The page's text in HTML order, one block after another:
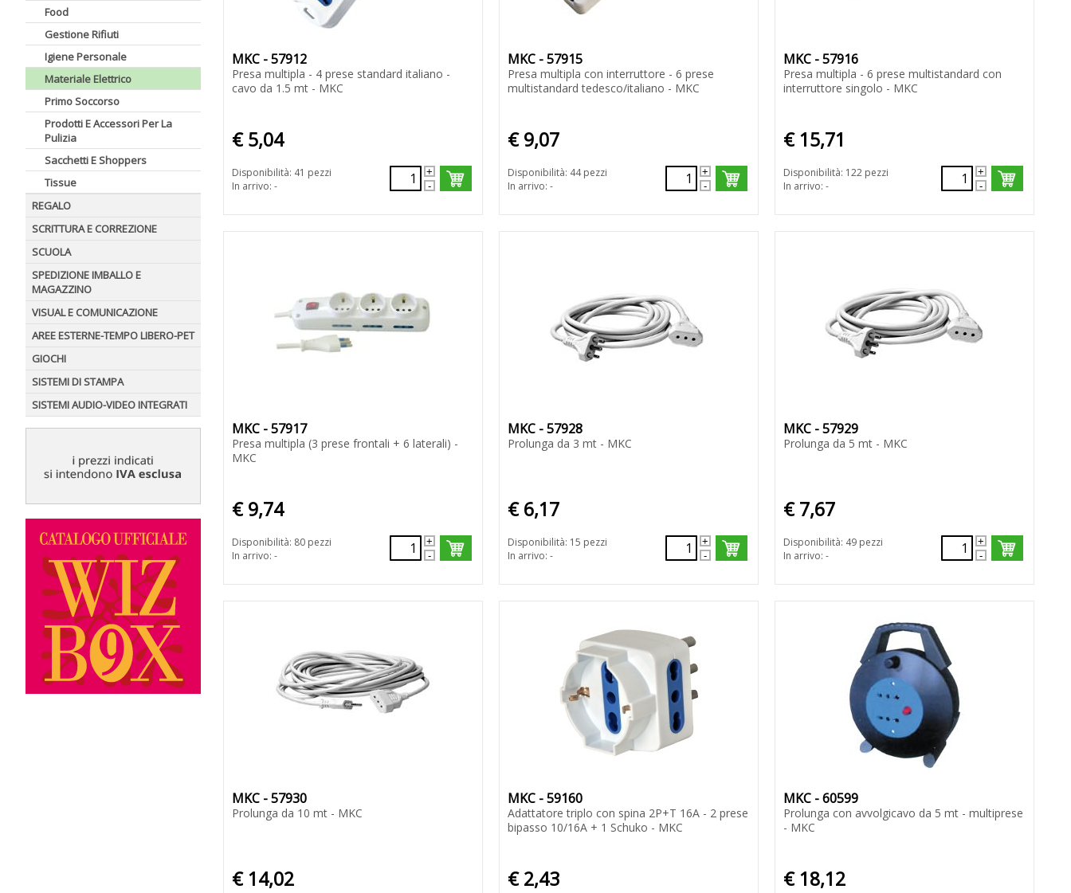
Food
Gestione Rifiuti
Igiene Personale
Materiale Elettrico
Primo Soccorso
Prodotti E Accessori Per La
Pulizia
Sacchetti E Shoppers
Tissue
REGALO
SCRITTURA E CORREZIONE
SCUOLA
SPEDIZIONE IMBALLO E
MAGAZZINO
VISUAL E COMUNICAZIONE
AREE ESTERNE-TEMPO LIBERO-PET
GIOCHI
SISTEMI DI STAMPA
SISTEMI AUDIO-VIDEO INTEGRATI
MKC - 57912
Presa multipla - 4 prese standard italiano -
cavo da 1.5 mt - MKC
€ 5,04
Disponibilità: 41 pezzi
In arrivo: -
MKC - 57915
Presa multipla con interruttore - 6 prese
multistandard tedesco/italiano - MKC
€ 9,07
Disponibilità: 44 pezzi
In arrivo: -
MKC - 57916
Presa multipla - 6 prese multistandard con
interruttore singolo - MKC
€ 15,71
Disponibilità: 122 pezzi
In arrivo: -
MKC - 57917
Presa multipla (3 prese frontali + 6 laterali) -
MKC
€ 9,74
Disponibilità: 80 pezzi
In arrivo: -
MKC - 57928
Prolunga da 3 mt - MKC
€ 6,17
Disponibilità: 15 pezzi
In arrivo: -
MKC - 57929
Prolunga da 5 mt - MKC
€ 7,67
Disponibilità: 49 pezzi
In arrivo: -
MKC - 57930
Prolunga da 10 mt - MKC
€ 14,02
MKC - 59160
Adattatore triplo con spina 2P+T 16A - 2 prese
bipasso 10/16A + 1 Schuko - MKC
€ 2,43
MKC - 60599
Prolunga con avvolgicavo da 5 mt - multiprese
- MKC
€ 18,12